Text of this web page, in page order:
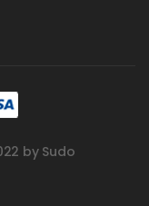
by Sudo